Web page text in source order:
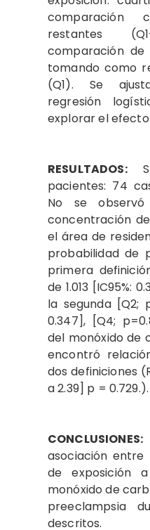
comparación
restantes
comparación
tomando como
(Q1). Se
regresión
explorar el efecto
RESULTADOS:
pacientes: 74
No se
concentración
el área de
probabilidad de
primera
de 1.013 [IC95%:
la segunda [Q2;
0.347], [Q4;
del monóxido de
encontró
dos definiciones
a 2.39] p = 0.729.).
asociación entre
de exposición
monóxido de
preeclampsia
descritos.